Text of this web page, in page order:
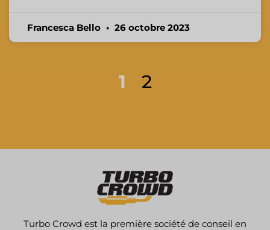
Francesca Bello 26 octobre 2023
1 2
Turbo Crowd est la première société de conseil en